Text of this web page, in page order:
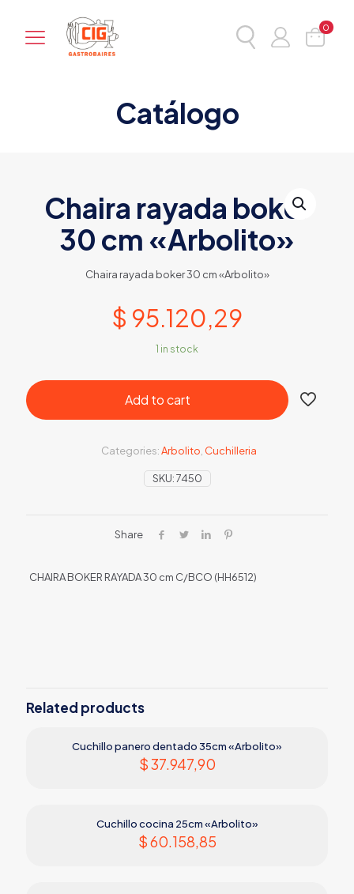
0
Catálogo
Chaira rayada boker
30 cm «Arbolito»
Chaira rayada boker 30 cm «Arbolito»
$ 95.120,29
1 in stock
Add to cart
SKU:7450
Categories:Arbolito Cuchilleria
Share
CHAIRA BOKER RAYADA 30 cm C/BCO (HH6512)
Related products
Cuchillo panero dentado 35cm «Arbolito»
$37.947,90
Cuchillo cocina 25cm «Arbolito»
$60.158,85